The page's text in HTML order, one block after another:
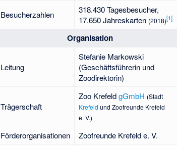
Besucherzahlen
318.430 Tagesbesucher,
17.650 Jahreskarten (2018)[1]
Organisation
Leitung
Stefanie Markowski
(Geschäftsführerin und
Zoodirektorin)
Trägerschaft
Zoo KrefeldgGmbH (Stadt
Krefeld und Zoofreunde Krefeld
e. V.)
Förderorganisationen
Zoofreunde Krefeld e. V.